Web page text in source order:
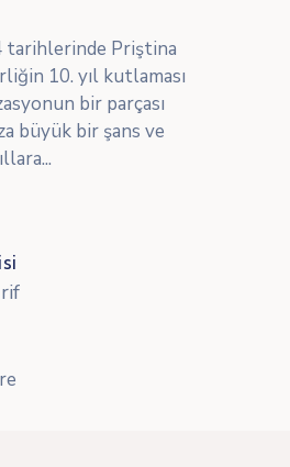
tarihlerinde Priştina
10. yıl kutlaması
bir parçası
büyük bir şans ve